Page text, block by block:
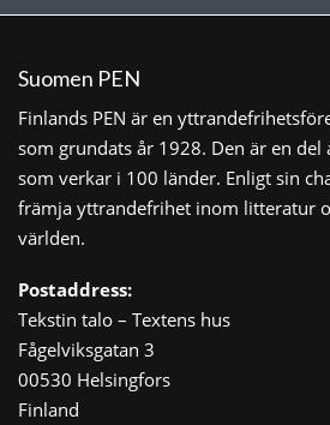
Suomen PEN
Finlands PEN är en
som grundats år 1928. Den är en del
som verkar i 100 länder. Enligt sin
främja yttrandefrihet inom litteratur
världen.
Postaddress:
Tekstin talo – Textens hus
Fågelviksgatan 3
00530 Helsingfors
Finland